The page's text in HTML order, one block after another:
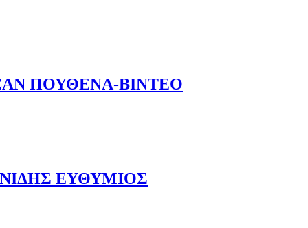
ΠΟΥΘΕΝΑ-ΒΙΝΤΕΟ
ΕΥΘΥΜΙΟΣ